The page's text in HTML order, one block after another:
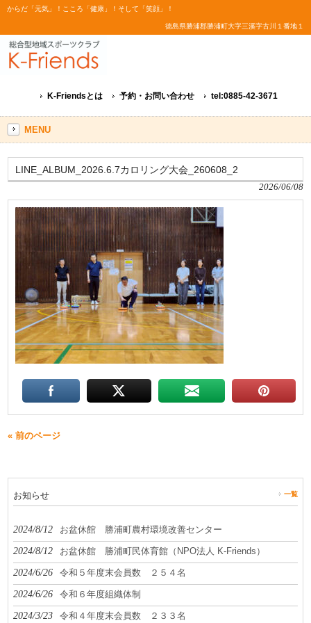
からだ「元気」！こころ「健康」！そして「笑顔」！
徳島県勝浦郡勝浦町大字三溪字古川１番地１
K-Friendsとは 予約・お問い合わせ tel:0885-42-3671
MENU
LINE_ALBUM_2026.6.7カロリング大会_260608_2
2026/06/08
« 前のページ
お知らせ 一覧
2024/8/12 お盆休館 勝浦町農村環境改善センター
2024/8/12 お盆休館 勝浦町民体育館（NPO法人 K-Friends）
2024/6/26 令和５年度末会員数 ２５４名
2024/6/26 令和６年度組織体制
2024/3/23 令和４年度末会員数 ２３３名